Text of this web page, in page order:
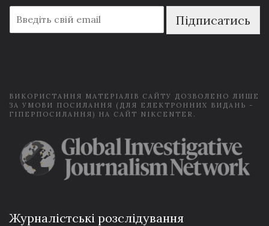
m
a
Підписатись
ВИКОРИСТАННЯ МАТЕРІАЛІВ САЙТУ ДОЗВОЛЕНО ЛИШЕ
ЗА УМОВИ ПОСИЛАННЯ (ДЛЯ ЕЛЕКТРОННИХ ВИДАНЬ -
ГІПЕРПОСИЛАННЯ) НА САЙТ NIKCENTER.
Журналістські розслідування